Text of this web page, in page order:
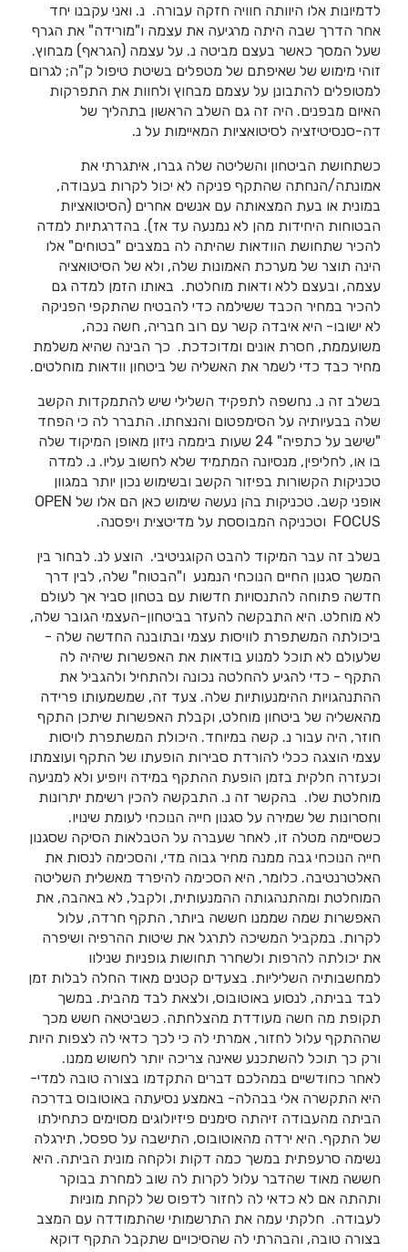
לדמיונות אלו היוותה חוויה חזקה עבורה. נ. ואני עקבנו יחד
אחר הדרך שבה היתה מרגיעה את עצמה ו"מורידה" את הגרף
שעל המסך כאשר בעצם מביטה נ. על עצמה (הגראף) מבחוץ.
זוהי מימוש של שאיפתם של מטפלים בשיטת טיפול ק"ה; לגרום
למטופלים להתבונן על עצמם מבחוץ ולחוות את התפרקות
האיום מבפנים. היה זה גם השלב הראשון בתהליך של
דה-סנסיטיזציה לסיטואציות המאיימות על נ.
כשתחושת הביטחון והשליטה שלה גברו, איתגרתי את
אמונתה/הנחתה שהתקף פניקה לא יכול לקרות בעבודה,
במונית או בעת המצאותה עם אנשים אחרים (הסיטואציות
הבטוחות היחידות מהן לא נמנעה עד אז). בהדרגתיות למדה
להכיר שתחושת הוודאות שהיתה לה במצבים "בטוחים" אלו
הינה תוצר של מערכת האמונות שלה, ולא של הסיטואציה
עצמה, ובעצם ללא ודאות מוחלטת. באותו הזמן למדה גם
להכיר במחיר הכבד ששילמה כדי להבטיח שהתקפי הפניקה
לא ישובו- היא איבדה קשר עם רוב חבריה, חשה נכה,
משועממת, חסרת אונים ומדוכדכת. כך הבינה שהיא משלמת
מחיר כבד כדי לשמר את האשליה של ביטחון וודאות מוחלטים.
בשלב זה נ. נחשפה לתפקיד השלילי שיש להתמקדות הקשב
שלה בבעיותיה על הסימפטום והנצחתו. התברר לה כי הפחד
"שישב על כתפיה" 24 שעות ביממה ניזון מאופן המיקוד שלה
בו או, לחליפין, מנסיונה המתמיד שלא לחשוב עליו. נ. למדה
טכניקות הקשורות בפיזור הקשב ובשימוש נכון יותר במגוון
אופני קשב. טכניקות בהן נעשה שימוש כאן הם אלו של OPEN
FOCUS וטכניקה המבוססת על מדיטצית ויפסנה.
בשלב זה עבר המיקוד להבט הקוגניטיבי. הוצע לנ. לבחור בין
המשך סגנון החיים הנוכחי הנמנע ו"הבטוח" שלה, לבין דרך
חדשה פתוחה להתנסויות חדשות עם בטחון סביר אך לעולם
לא מוחלט. היא התבקשה להעזר בביטחון-העצמי הגובר שלה,
ביכולתה המשתפרת לוויסות עצמי ובתובנה החדשה שלה -
שלעולם לא תוכל למנוע בודאות את האפשרות שיהיה לה
התקף - כדי להגיע להחלטה נכונה ולהתחיל ולהגביל את
ההתנהגויות ההימנעותיות שלה. צעד זה, שמשמעותו פרידה
מהאשליה של ביטחון מוחלט, וקבלת האפשרות שיתכן התקף
חוזר, היה עבור נ. קשה במיוחד. היכולת המשתפרת לויסות
עצמי הוצגה ככלי להורדת סבירות הופעתו של התקף ועוצמתו
וכעזרה חלקית בזמן הופעת ההתקף במידה ויופיע ולא למניעה
מוחלטת שלו. בהקשר זה נ. התבקשה להכין רשימת יתרונות
וחסרונות של שמירה על סגנון חייה הנוכחי לעומת שינויו.
כשסיימה מטלה זו, לאחר שעברה על הטבלאות הסיקה שסגנון
חייה הנוכחי גבה ממנה מחיר גבוה מדי, והסכימה לנסות את
האלטרנטיבה. כלומר, היא הסכימה להיפרד מאשלית השליטה
המוחלטת ומהתנהגותה ההמנעותית, ולקבל, לא באהבה, את
האפשרות שמה שממנו חששה ביותר, התקף חרדה, עלול
לקרות. במקביל המשיכה לתרגל את שיטות ההרפיה ושיפרה
את יכולתה להרפות ולשחרר תחושות גופניות שנילוו
למחשבותיה השליליות. בצעדים קטנים מאוד החלה לבלות זמן
לבד בביתה, לנסוע באוטובוס, ולצאת לבד מהבית. במשך
תקופת מה חשה מעודדת מהצלחתה. כשביטאה חשש מכך
שההתקף עלול לחזור, אמרתי לה כי לכך כדאי לה לצפות היות
ורק כך תוכל להשתכנע שאינה צריכה יותר לחשוש ממנו.
לאחר כחודשיים במהלכם דברים התקדמו בצורה טובה למדי-
היא התקשרה אלי בבהלה- באמצע נסיעתה באוטובוס בדרכה
הביתה מהעבודה זיהתה סימנים פיזיולוגים מסוימים כתחילתו
של התקף. היא ירדה מהאוטובוס, התישבה על ספסל, תירגלה
נשימה סרעפתית במשך כמה דקות ולקחה מונית הביתה. היא
חששה מאוד שהדבר עלול לקרות לה שוב למחרת בבוקר
ותהתה אם לא כדאי לה לחזור לדפוס של לקחת מוניות
לעבודה. חלקתי עמה את התרשמותי שהתמודדה עם המצב
בצורה טובה, והבהרתי לה שהסיכויים שתקבל התקף דוקא